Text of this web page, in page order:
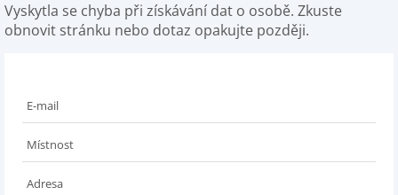
Vyskytla se chyba při získávání dat o osobě. Zkuste
obnovit stránku nebo dotaz opakujte později.
E-mail
Místnost
Adresa